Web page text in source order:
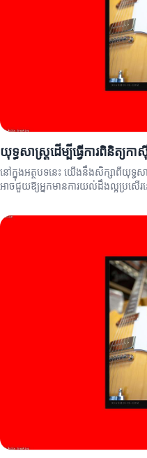
យុទ្ធសាស្ត្រដើម្បីធ្វើការពិនិត្យ
នៅក្នុងអត្ថបទនេះ យើងនឹងសិក្សាពីយុទ្ធ
អាចជួយឱ្យអ្នកមានការយល់ដឹងល្អប្រសើរ